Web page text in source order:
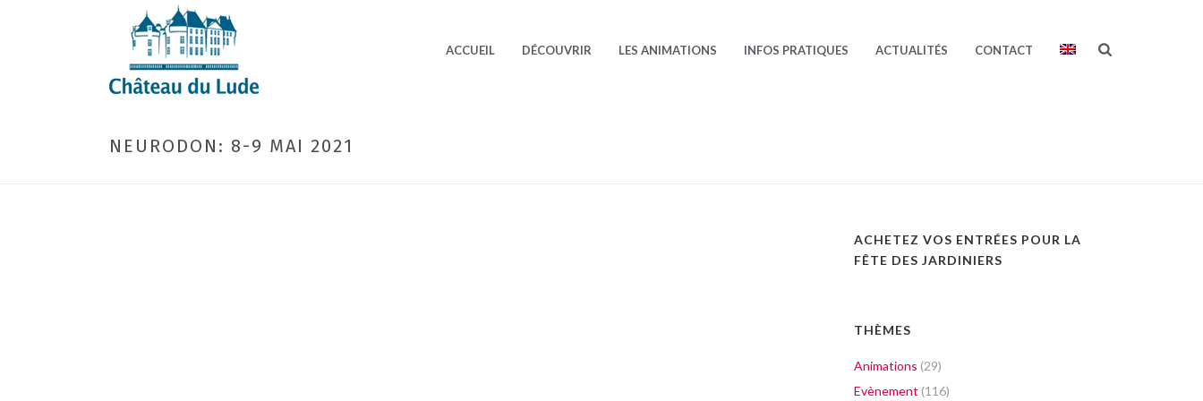
ACCUEIL DÉCOUVRIR LES ANIMATIONS INFOS PRATIQUES ACTUALITÉS CONTACT
NEURODON: 8-9 MAI 2021
ACHETEZ VOS ENTRÉES POUR LA
FÊTE DES JARDINIERS
THÈMES
Animations (29)
Evènement (116)